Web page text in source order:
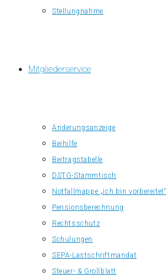
Stellungnahme
Mitgliederservice
Änderungsanzeige
Beihilfe
Beitragstabelle
DSTG-Stammtisch
Notfallmappe „ich bin vorbereitet“
Pensionsberechnung
Rechtsschutz
Schulungen
SEPA-Lastschriftmandat
Steuer- & Grollblatt